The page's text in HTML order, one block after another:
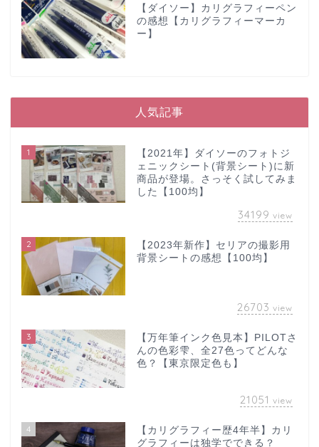
【ダイソー】カリグラフィーペン
の感想【カリグラフィーマーカ
ー】
人気記事
1
【2021年】ダイソーのフォトジ
ェニックシート(背景シート)に新
商品が登場。さっそく試してみま
した【100均】
34199 view
2
【2023年新作】セリアの撮影用
背景シートの感想【100均】
26703 view
3
【万年筆インク色見本】PILOTさ
んの色彩雫、全27色ってどんな
色？【東京限定色も】
21051 view
4
【カリグラフィー歴4年半】カリ
グラフィーは独学でできる？